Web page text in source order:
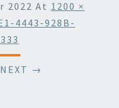
2022 At 1200 ×
4443-928B-
NEXT →